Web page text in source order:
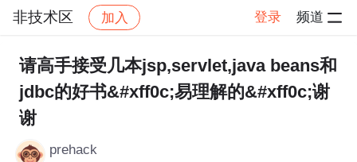
非技术区 加入 登录 频道
社区 非技术区
请高手接受几本jsp,servlet,java beans和
jdbc的好书&#xff0c;易理解的&#xff0c;谢
谢
prehack